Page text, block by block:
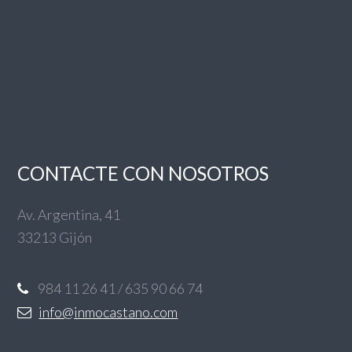
CONTACTE CON NOSOTROS
Av. Argentina, 41
33213 Gijón
984 11 26 41 / 635 90 66 74
info@inmocastano.com